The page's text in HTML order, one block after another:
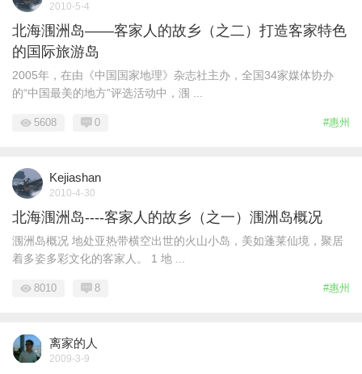
2010-5-4
北海涠洲岛——客家人的故乡（之二）打造客家特色
的国际旅游岛
2005年，在由《中国国家地理》杂志社主办，全国34家媒体协办
的“中国最美的地方”评选活动中，涠 ...
#惠州
5608 0
Kejiashan
2010-4-30
北海涠洲岛----客家人的故乡（之一）涠洲岛概况
涠洲岛概况 地处亚热带横空出世的火山小岛，美如蓬莱仙境，聚居
着多姿多彩文化的客家人。 1 地 ...
#惠州
8010 8
离家的人
2009-3-9